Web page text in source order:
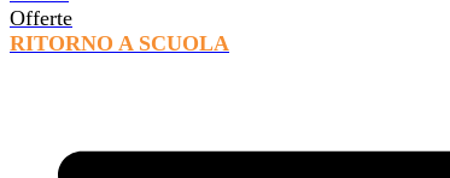
Offerte
RITORNO A SCUOLA